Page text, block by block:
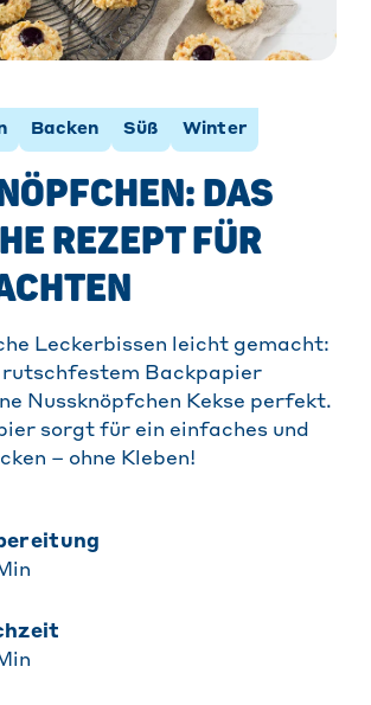
Backen Süß Winter
DAS
REZEPT FÜR
Leckerbissen leicht gemacht:
rutschfestem Backpapier
Nussknöpfchen Kekse perfekt.
sorgt für ein einfaches und
– ohne Kleben!